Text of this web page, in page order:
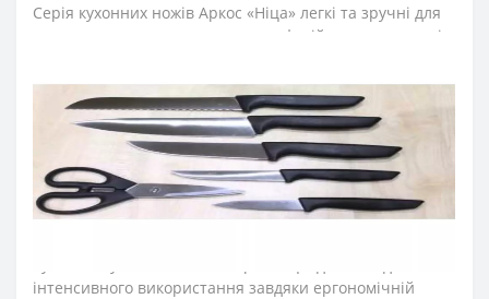
Серія кухонних ножів Аркос «Ніца» легкі та зручні для
щоденного використання на професійних та домашніх
Лезо ножа для кухні виготовили з ексклюзивної
нержавіючої сталі NITRUM, що має надвисоку ріжучу
здатність, підвищену твердість та корозостійкість. У
результаті лезо ножа аркос довго не затуплюється, не
ржавіє, тому виріб має довгий термін служби,
забезпечуючи економічну ефективність інвентарю.
інтенсивного використання завдяки ергономічній